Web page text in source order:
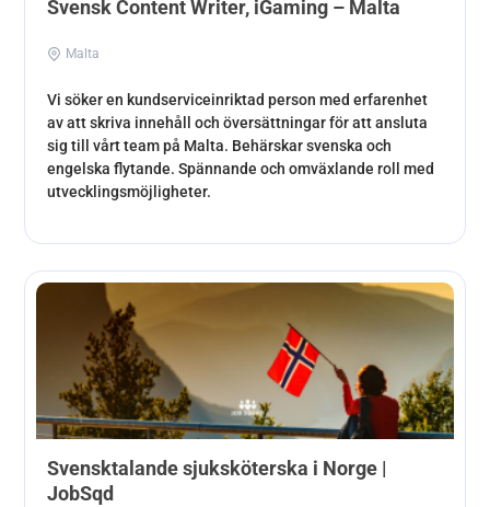
Svensk Content Writer, iGaming – Malta
Malta
Vi söker en kundserviceinriktad person med erfarenhet
av att skriva innehåll och översättningar för att ansluta
sig till vårt team på Malta. Behärskar svenska och
engelska flytande. Spännande och omväxlande roll med
utvecklingsmöjligheter.
Svensktalande sjuksköterska i Norge |
JobSqd